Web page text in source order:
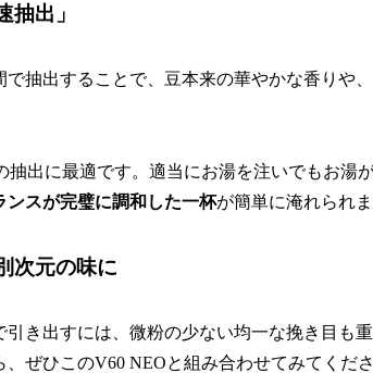
出」
抽出することで、豆本来の華やかな香りや
出に最適です。適当にお湯を注いでもお湯
ンスが完璧に調和した一杯が簡単に淹れられま
次元の味に
き出すには、微粉の少ない均一な挽き目も
ぜひこのV60 NEOと組み合わせてみてくだ